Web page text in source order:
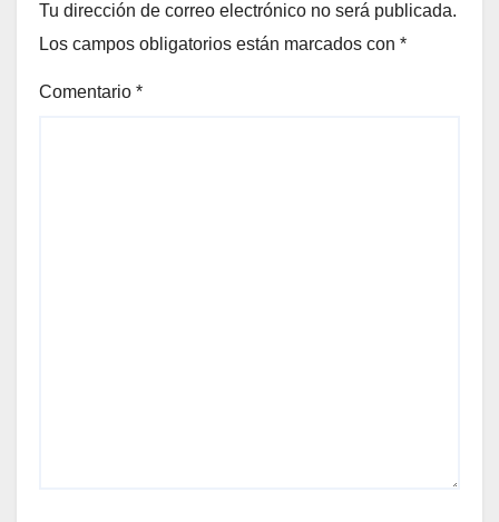
Tu dirección de correo electrónico no será publicada.
Los campos obligatorios están marcados con *
Comentario *